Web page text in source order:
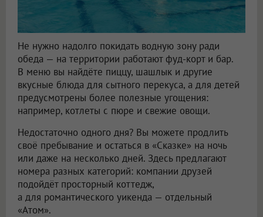
Не нужно надолго покидать водную зону ради
обеда — на территории работают фуд-корт и бар.
В меню вы найдёте пиццу, шашлык и другие
вкусные блюда для сытного перекуса, а для детей
предусмотрены более полезные угощения:
например, котлеты с пюре и свежие овощи.
Недостаточно одного дня? Вы можете продлить
своё пребывание и остаться в «Сказке» на ночь
или даже на несколько дней. Здесь предлагают
номера разных категорий: компании друзей
подойдёт просторный коттедж,
а для романтического уикенда — отдельный
«Атом».